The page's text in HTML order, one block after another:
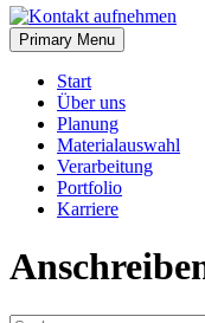
Primary Menu
Start
Über uns
Planung
Materialauswahl
Verarbeitung
Portfolio
Karriere